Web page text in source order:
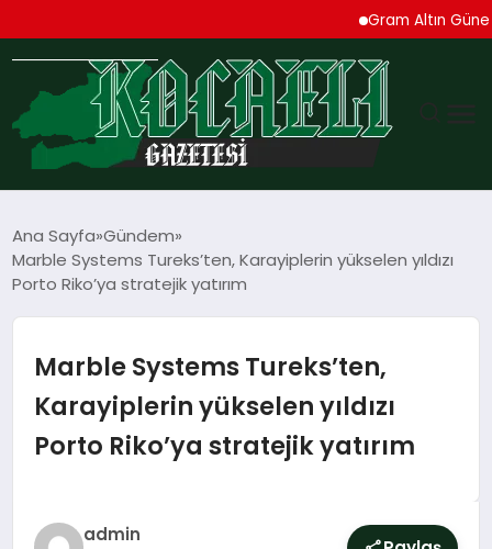
Gram Altın Güne
TEKNOLOJI
MAGAZIN
Ana Sayfa Gündem
Marble Systems Tureks’ten, Karayiplerin yükselen yıldızı
Porto Riko’ya stratejik yatırım
Marble Systems Tureks’ten,
Karayiplerin yükselen yıldızı
Porto Riko’ya stratejik yatırım
admin